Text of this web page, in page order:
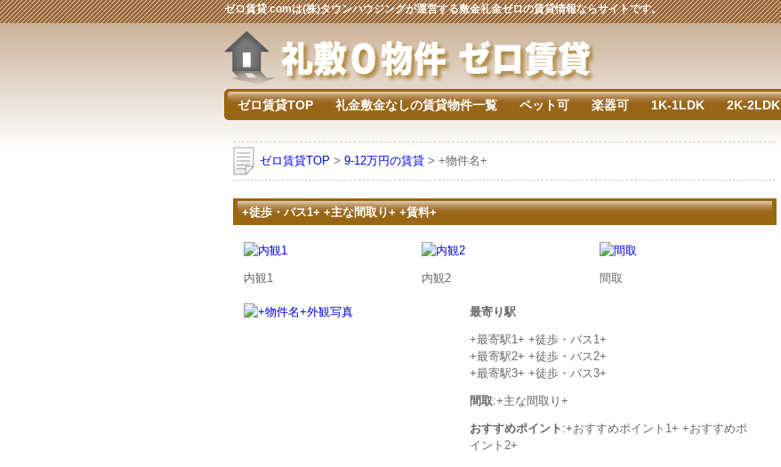
ゼロ賃貸.comは(株)タウンハウジングが運営する敷金礼金ゼロの賃貸情報ならサイトです。
ゼロ賃貸TOP 礼金敷金なしの賃貸物件一覧 ペット可 楽器可 1K-1LDK 2K-2LDK
ゼロ賃貸TOP > 9-12万円の賃貸 > +物件名+
+徒歩・バス1+ +主な間取り+ +賃料+
内観1 内観2 間取
最寄り駅
+最寄駅1+ +徒歩・バス1+
+最寄駅2+ +徒歩・バス2+
+最寄駅3+ +徒歩・バス3+
間取:+主な間取り+
おすすめポイント :+おすすめポイント1+ +おすすめポ
イント2+